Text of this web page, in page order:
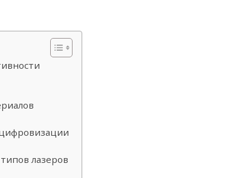
лазеров